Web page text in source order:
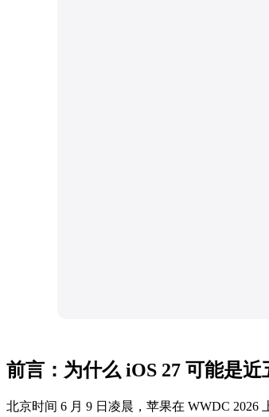
前言：为什么 iOS 27 可能是
北京时间 6 月 9 日凌晨，苹果在 WWDC 2026